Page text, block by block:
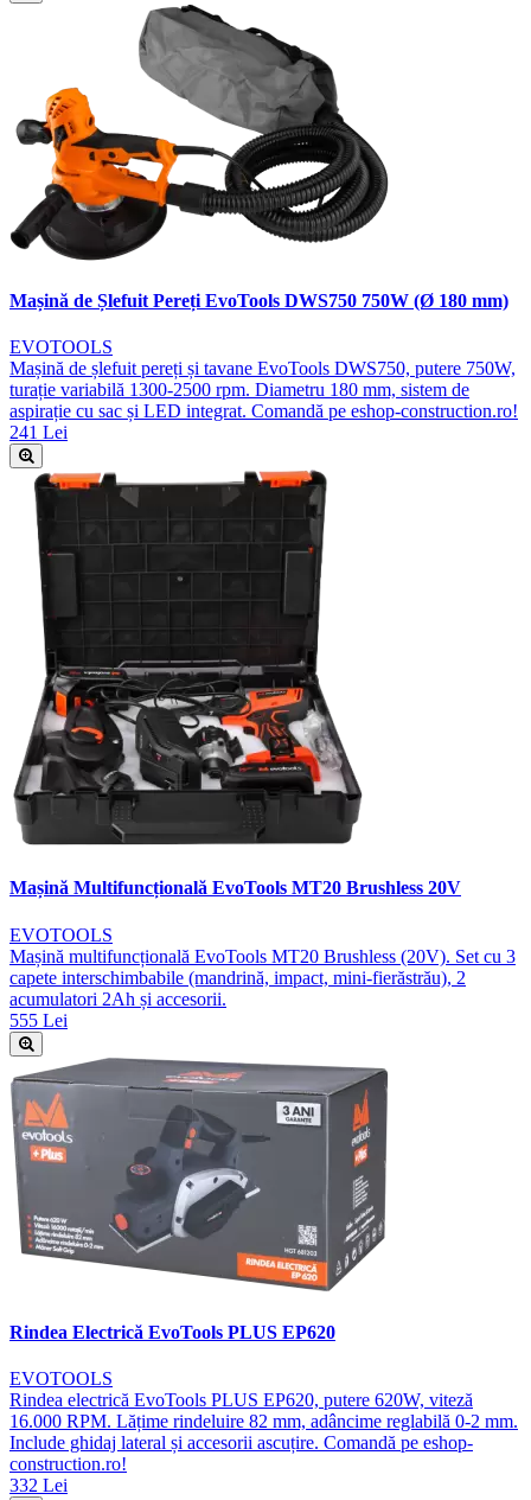
Mașină de Șlefuit Pereți EvoTools DWS750 750W (Ø 180 mm)
EVOTOOLS
Mașină de șlefuit pereți și tavane EvoTools DWS750, putere 750W,
turație variabilă 1300-2500 rpm. Diametru 180 mm, sistem de
aspirație cu sac și LED integrat. Comandă pe eshop-construction.ro!
241 Lei
Mașină Multifuncțională EvoTools MT20 Brushless 20V
EVOTOOLS
Mașină multifuncțională EvoTools MT20 Brushless (20V). Set cu 3
capete interschimbabile (mandrină, impact, mini-fierăstrău), 2
acumulatori 2Ah și accesorii.
555 Lei
Rindea Electrică EvoTools PLUS EP620
EVOTOOLS
Rindea electrică EvoTools PLUS EP620, putere 620W, viteză
16.000 RPM. Lățime rindeluire 82 mm, adâncime reglabilă 0-2 mm.
Include ghidaj lateral și accesorii ascuțire. Comandă pe eshop-
construction.ro!
332 Lei